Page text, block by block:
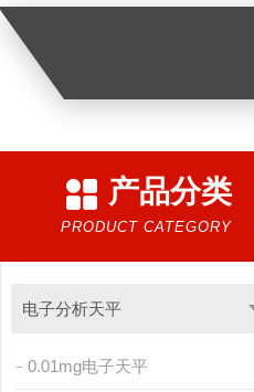
产品分类
PRODUCT CATEGORY
电子分析天平
0.01mg电子天平